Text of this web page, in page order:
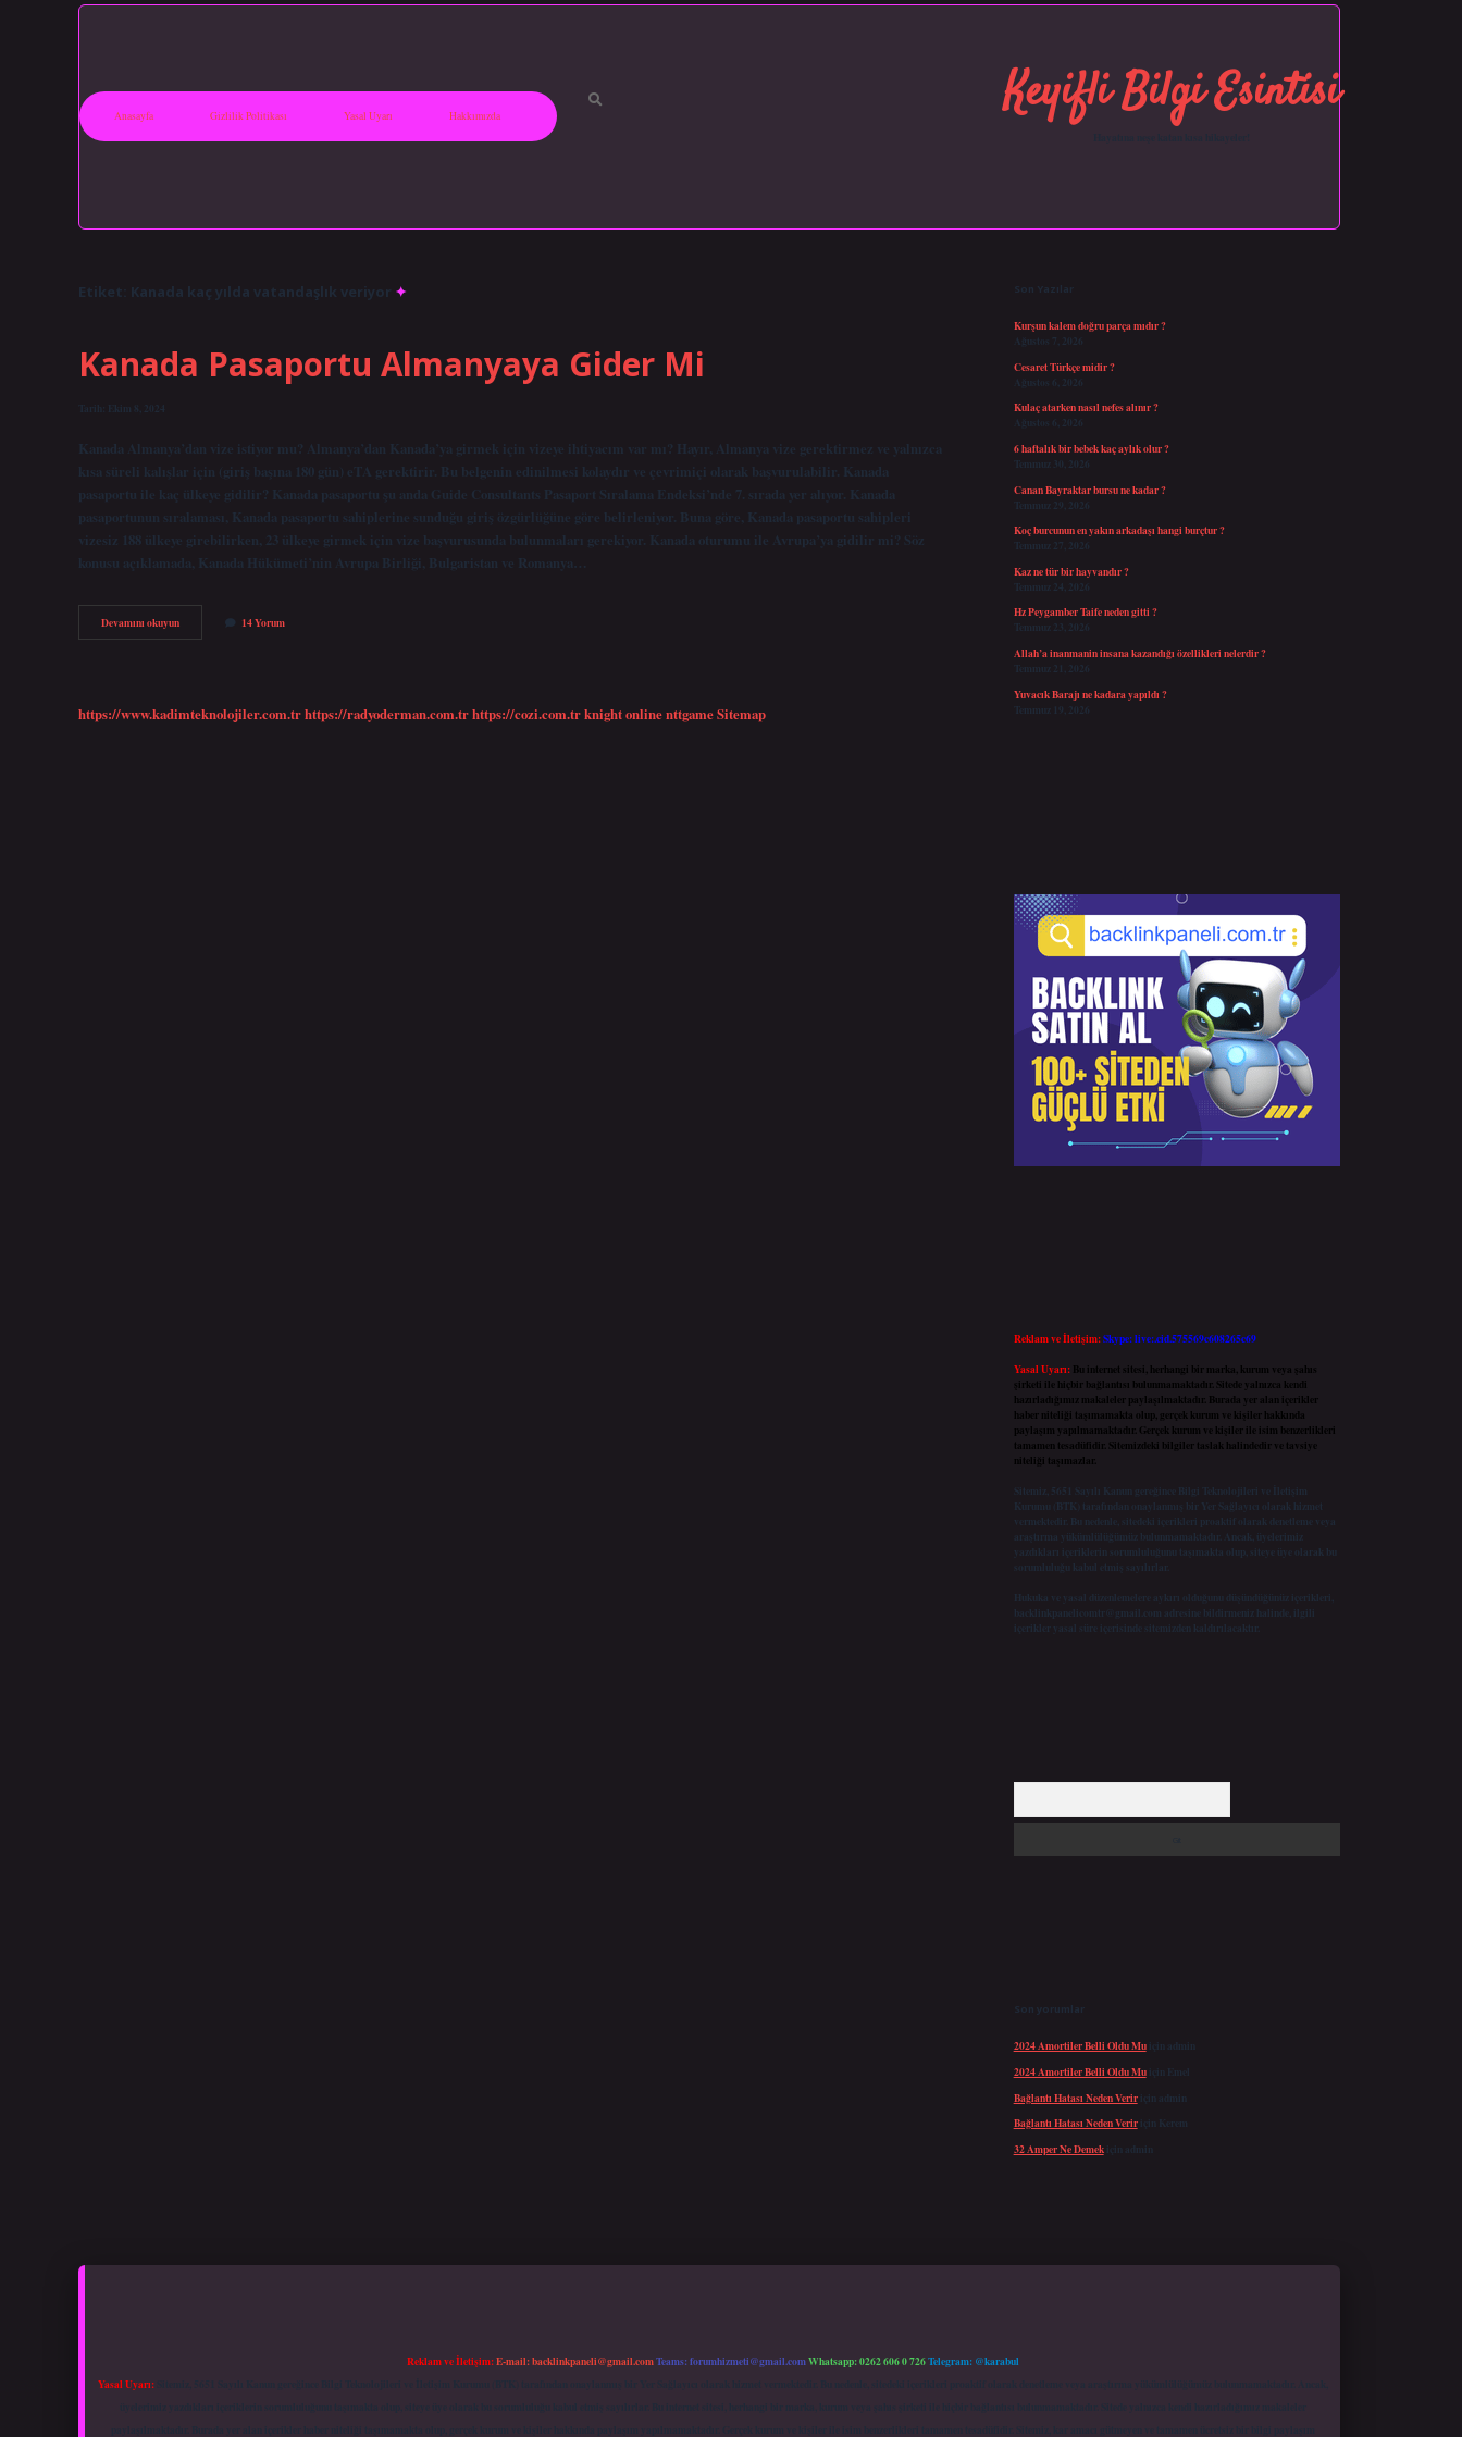
Anasayfa Gizlilik Politikası Yasal Uyarı Hakkımızda Keyifli Bilgi Esintisi
Etiket: Kanada kaç yılda vatandaşlık veriyor
Kanada Pasaportu Almanyaya Gider Mi
Tarih: Ekim 8, 2024
Kanada Almanya’dan vize istiyor mu? Almanya’dan Kanada’ya girmek için vizeye ihtiyacım var mı? Hayır, Almanya vize gerektirmez ve yalnızca
kısa süreli kalışlar için (giriş başına 180 gün) eTA gerektirir. Bu belgenin edinilmesi kolaydır ve çevrimiçi olarak başvurulabilir. Kanada
pasaportu ile kaç ülkeye gidilir? Kanada pasaportu şu anda Guide Consultants Pasaport Sıralama Endeksi’nde 7. sırada yer alıyor. Kanada
pasaportunun sıralaması, Kanada pasaportu sahiplerine sunduğu giriş özgürlüğüne göre belirleniyor. Buna göre, Kanada pasaportu sahipleri
vizesiz 188 ülkeye girebilirken, 23 ülkeye girmek için vize başvurusunda bulunmaları gerekiyor. Kanada oturumu ile Avrupa’ya gidilir mi? Söz
konusu açıklamada, Kanada Hükümeti’nin Avrupa Birliği, Bulgaristan ve Romanya…
Devamını okuyunKanada
Pasaportu
14 Yorum
https://www.kadimteknolojiler.com.trhttps://radyoderman.com.trhttps://cozi.com.trknight onlinenttgameSitemap
Son Yazılar
Kurşun kalem doğru parça mıdır ?
Ağustos 7, 2026
Cesaret Türkçe midir ?
Ağustos 6, 2026
Kulaç atarken nasıl nefes alınır ?
Ağustos 6, 2026
6 haftalık bir bebek kaç aylık olur ?
Temmuz 30, 2026
Canan Bayraktar bursu ne kadar ?
Temmuz 29, 2026
Koç burcunun en yakın arkadaşı hangi burçtur ?
Temmuz 27, 2026
Kaz ne tür bir hayvandır ?
Temmuz 24, 2026
Hz Peygamber Taife neden gitti ?
Temmuz 23, 2026
Allah’a inanmanin insana kazandığı özellikleri nelerdir ?
Temmuz 21, 2026
Yuvacık Barajı ne kadara yapıldı ?
Temmuz 19, 2026
Reklam ve İletişim:Skype: live:.cid.575569c608265c69
Yasal Uyarı: Bu internet sitesi, herhangi bir marka, kurum veya şahıs
şirketi ile hiçbir bağlantısı bulunmamaktadır. Sitede yalnızca kendi
hazırladığımız makaleler paylaşılmaktadır. Burada yer alan içerikler
haber niteliği taşımamakta olup, gerçek kurum ve kişiler hakkında
paylaşım yapılmamaktadır. Gerçek kurum ve kişiler ile isim benzerlikleri
tamamen tesadüfidir. Sitemizdeki bilgiler taslak halindedir ve tavsiye
niteliği taşımazlar.
Sitemiz, 5651 Sayılı Kanun gereğince Bilgi Teknolojileri ve İletişim
Kurumu (BTK) tarafından onaylanmış bir Yer Sağlayıcı olarak hizmet
vermektedir. Bu nedenle, sitedeki içerikleri proaktif olarak denetleme veya
araştırma yükümlülüğümüz bulunmamaktadır. Ancak, üyelerimiz
yazdıkları içeriklerin sorumluluğunu taşımakta olup, siteye üye olarak bu
sorumluluğu kabul etmiş sayılırlar.
Hukuka ve yasal düzenlemelere aykırı olduğunu düşündüğünüz içerikleri,
backlinkpanelicomtr@gmail.com adresine bildirmeniz halinde, ilgili
içerikler yasal süre içerisinde sitemizden kaldırılacaktır.
Son yorumlar
2024 Amortiler Belli Oldu Muiçin admin
2024 Amortiler Belli Oldu Muiçin Emel
Bağlantı Hatası Neden Veririçin admin
Bağlantı Hatası Neden Veririçin Kerem
32 Amper Ne Demekiçin admin
Reklam ve İletişim:E-mail:backlinkpaneli@gmail.comTeams:forumhizmeti@gmail.comWhatsapp: 0262 606 0 726Telegram: @karabul
Yasal Uyarı:Sitemiz, 5651 Sayılı Kanun gereğince Bilgi Teknolojileri ve İletişim Kurumu (BTK) tarafından onaylanmış bir Yer Sağlayıcı olarak hizmet vermektedir. Bu nedenle, sitedeki içerikleri proaktif olarak denetleme veya araştırma yükümlülüğümüz bulunmamaktadır. Ancak,